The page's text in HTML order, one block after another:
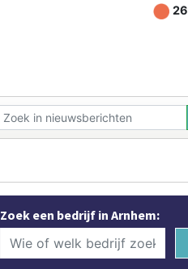
Zoek een bedrijf in Arnhem: